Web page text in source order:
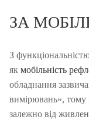
ЗА
З
як мобільність
обладнання
вимірювань», тому
залежно від